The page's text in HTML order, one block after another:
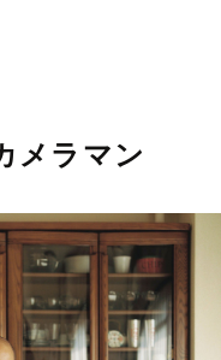
フの撮影事例をご覧くださ
メラマン